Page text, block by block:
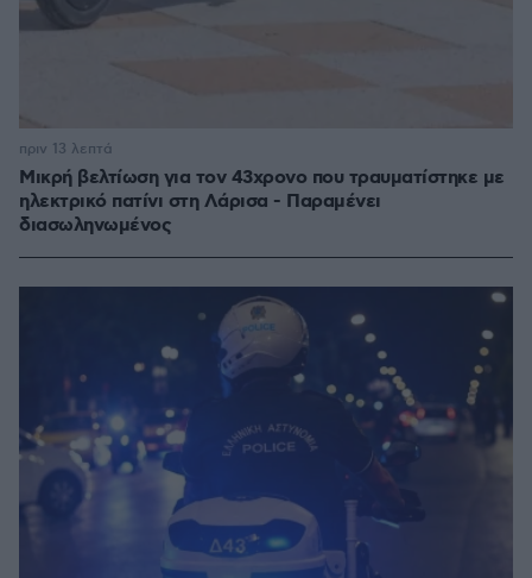
Μικρή βελτίωση για τον 43χρονο που τραυματίστηκε με
ηλεκτρικό πατίνι στη Λάρισα - Παραμένει
διασωληνωμένος
πριν 13 λεπτά